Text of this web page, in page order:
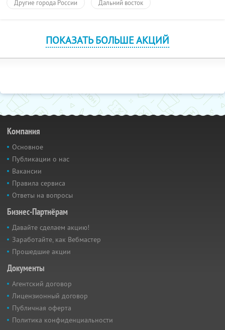
Другие города России Дальний восток
ПОКАЗАТЬ БОЛЬШЕ АКЦИЙ
Компания
Основное
Публикации о нас
Вакансии
Правила сервиса
Ответы на вопросы
Бизнес-Партнёрам
Давайте сделаем акцию!
Заработайте, как Вебмастер
Прошедшие акции
Документы
Агентский договор
Лицензионный договор
Публичная оферта
Политика конфиденциальности